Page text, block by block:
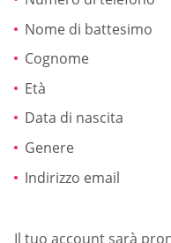
Nome di battesimo
Cognome
Età
Data di nascita
Genere
Indirizzo email
Il tuo account sarà